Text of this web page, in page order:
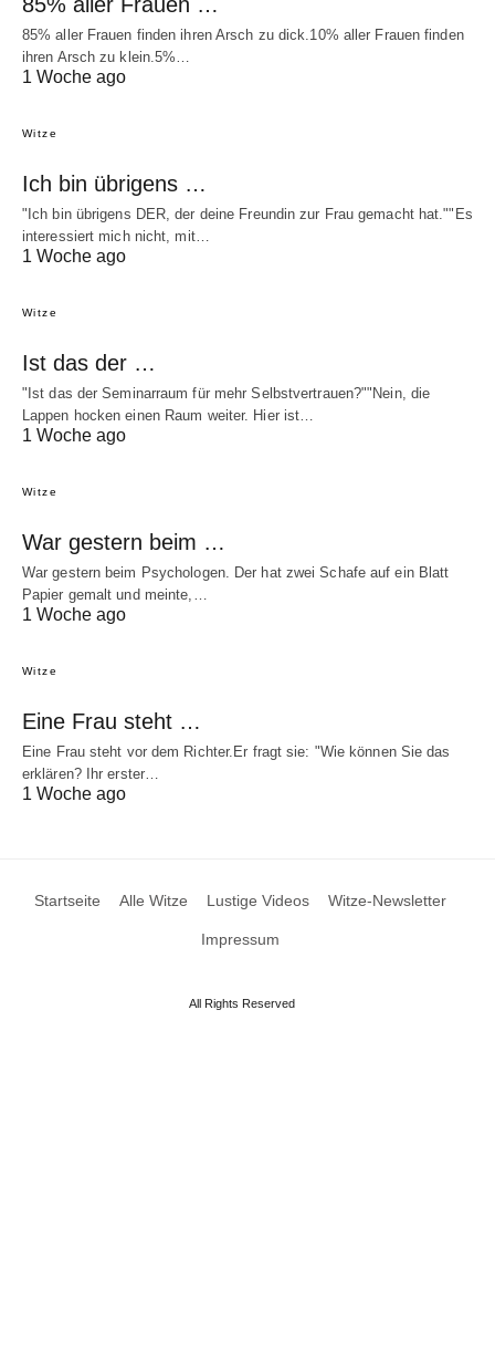
85% aller Frauen finden ihren Arsch zu dick.10% aller Frauen finden
ihren Arsch zu klein.5%…
1 Woche ago
Witze
Ich bin übrigens …
"Ich bin übrigens DER, der deine Freundin zur Frau gemacht hat.""Es
interessiert mich nicht, mit…
1 Woche ago
Witze
Ist das der …
"Ist das der Seminarraum für mehr Selbstvertrauen?""Nein, die
Lappen hocken einen Raum weiter. Hier ist…
1 Woche ago
Witze
War gestern beim …
War gestern beim Psychologen. Der hat zwei Schafe auf ein Blatt
Papier gemalt und meinte,…
1 Woche ago
Witze
Eine Frau steht …
Eine Frau steht vor dem Richter.Er fragt sie: "Wie können Sie das
erklären? Ihr erster…
1 Woche ago
Startseite Alle Witze Lustige Videos Witze-Newsletter
Impressum
All Rights Reserved